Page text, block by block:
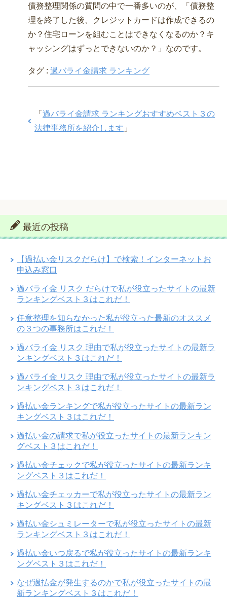
債務整理関係の質問の中で一番多いのが、「債務整
理を終了した後、クレジットカードは作成できるの
か？住宅ローンを組むことはできなくなるのか？キ
ャッシングはずっとできないのか？」なのです。
タグ : 過バライ金請求 ランキング
「 過バライ金請求 ランキングおすすめベスト３の
法律事務所を紹介します 」
最近の投稿
【過払い金リスクだらけ】で検索！インターネットお
申込み窓口
過バライ金 リスク だらけで私が役立ったサイトの最新
ランキングベスト３はこれだ！
任意整理を知らなかった私が役立った最新のオススメ
の３つの事務所はこれだ！
過バライ金 リスク 理由で私が役立ったサイトの最新ラ
ンキングベスト３はこれだ！
過バライ金 リスク 理由で私が役立ったサイトの最新ラ
ンキングベスト３はこれだ！
過払い金ランキングで私が役立ったサイトの最新ラン
キングベスト３はこれだ！
過払い金の請求で私が役立ったサイトの最新ランキン
グベスト３はこれだ！
過払い金チェックで私が役立ったサイトの最新ランキ
ングベスト３はこれだ！
過払い金チェッカーで私が役立ったサイトの最新ラン
キングベスト３はこれだ！
過払い金シュミレーターで私が役立ったサイトの最新
ランキングベスト３はこれだ！
過払い金いつ戻るで私が役立ったサイトの最新ランキ
ングベスト３はこれだ！
なぜ過払金が発生するのかで私が役立ったサイトの最
新ランキングベスト３はこれだ！